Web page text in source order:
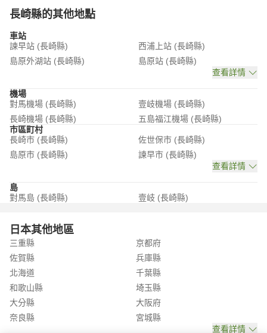
長崎縣的其他地點
車站
諫早站 (長崎縣)
西浦上站 (長崎縣)
島原外湖站 (長崎縣)
島原站 (長崎縣)
查看詳情
機場
對馬機場 (長崎縣)
壹岐機場 (長崎縣)
長崎機場 (長崎縣)
五島福江機場 (長崎縣)
市區町村
長崎市 (長崎縣)
佐世保市 (長崎縣)
島原市 (長崎縣)
諫早市 (長崎縣)
查看詳情
島
對馬島 (長崎縣)
壹岐 (長崎縣)
日本其他地區
三重縣
京都府
佐賀縣
兵庫縣
北海道
千葉縣
和歌山縣
埼玉縣
大分縣
大阪府
奈良縣
宮城縣
查看詳情